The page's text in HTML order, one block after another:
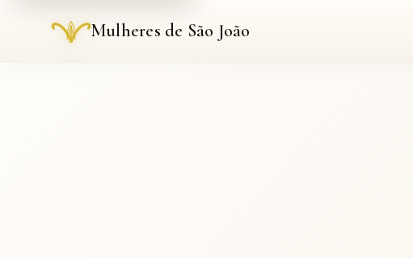
Mulheres de São João